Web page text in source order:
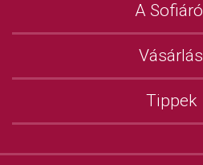
A
Vásárlás
Tippek